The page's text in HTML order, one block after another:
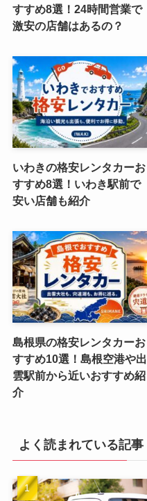
すすめ8選！24時間営業で
激安の店舗はあるの？
いわきの格安レンタカーお
すすめ8選！いわき駅前で
安い店舗も紹介
島根県の格安レンタカーお
すすめ10選！島根空港や出
雲駅前から近いおすすめ紹
介
よく読まれている記事